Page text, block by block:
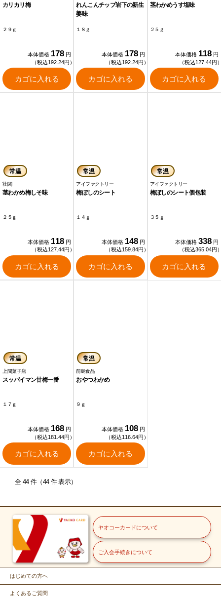
カリカリ梅
２９ｇ
本体価格 178 円
（税込192.24円）
カゴに入れる
れんこんチップ岩下の新生
姜味
１８ｇ
本体価格 178 円
（税込192.24円）
カゴに入れる
茎わかめうす塩味
２５ｇ
本体価格 118 円
（税込127.44円
カゴに入れる
常温
壮関
茎わかめ梅しそ味
２５ｇ
本体価格 118 円
（税込127.44円）
カゴに入れる
常温
アイファクトリー
梅ぼしのシート
１４ｇ
本体価格 148 円
（税込159.84円）
カゴに入れる
常温
アイファクトリー
梅ぼしのシート個包装
３５ｇ
本体価格 338 円
（税込365.04円
カゴに入れる
常温
上間菓子店
スッパイマン甘梅一番
１７ｇ
本体価格 168 円
（税込181.44円）
カゴに入れる
常温
前島食品
おやつわかめ
９ｇ
本体価格 108 円
（税込116.64円）
カゴに入れる
全 44 件（44 件 表示）
ヤオコーカードについて
ご入会手続きについて
はじめての方へ
よくあるご質問